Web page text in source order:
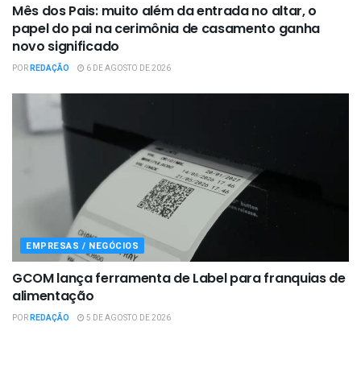
Mês dos Pais: muito além da entrada no altar, o
papel do pai na cerimônia de casamento ganha
novo significado
PORREDAÇÃO 6 DE AGOSTO DE 2026
EMPRESAS / NEGÓCIOS
GCOM lança ferramenta de Label para franquias de
alimentação
PORREDAÇÃO 5 DE AGOSTO DE 2026